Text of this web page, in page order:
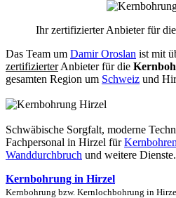
Ihr zertifizierter Anbieter für die
Das Team um Damir Oroslan ist mit
zertifizierterAnbieter für die
gesamten Region um Schweiz und
Schwäbische Sorgfalt, moderne
Fachpersonal in Hirzel für
Wanddurchbruch und weitere Dienste.
Kernbohrung in Hirzel
Kernbohrung bzw. Kernlochbohrung in